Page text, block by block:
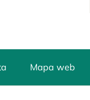
Mapa web